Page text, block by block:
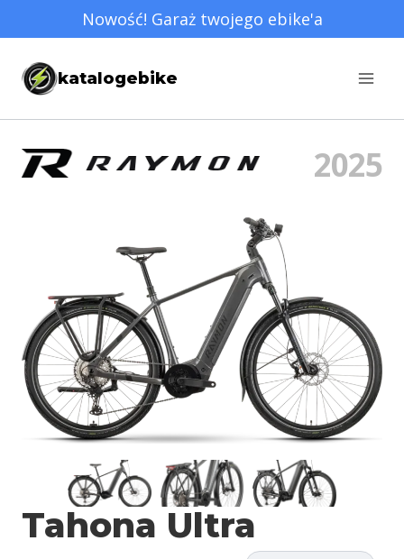
do
treści
Nowość! Garaż twojego ebike'a
katalogebike
2025
Tahona Ultra